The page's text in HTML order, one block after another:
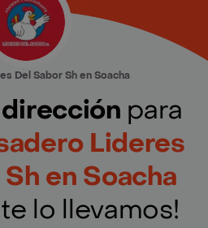
Del Sabor Sh en Soacha
para
Lideres
en Soacha
lo llevamos!